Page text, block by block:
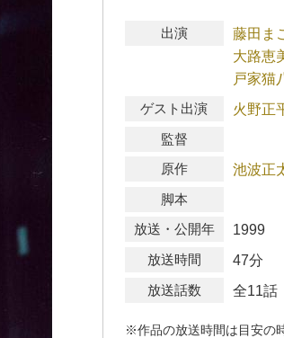
出演 藤田ま
大路恵
戸家猫
ゲスト出演
火野正
監督
原作
池波正
脚本
放送・公開年
1999
放送時間
47分
放送話数
全11話
※作品の放送時間は目安の